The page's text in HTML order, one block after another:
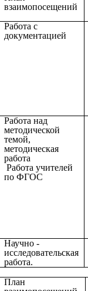
взаимопосещений
Работа с
документацией
Работа над
методической
темой,
методическая
работа
Работа учителей
по ФГОС
Научно -
исследовательская
работа.
План